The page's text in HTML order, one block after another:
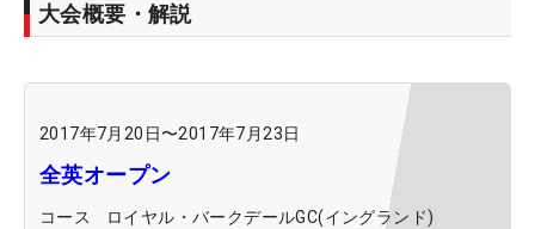
大会概要・解説
2017年7月20日〜2017年7月23日
全英オープン
コース ロイヤル・バークデールGC(イングランド)